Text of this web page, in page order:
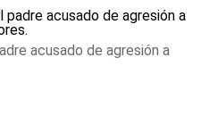
acusado de agresión a